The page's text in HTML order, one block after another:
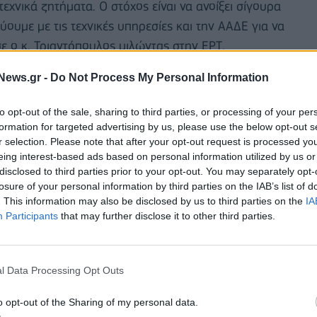
- Do Not Process My Personal Information
opt-out of the sale, sharing to third parties, or processing of your
for targeted advertising by us, please use the below opt-out
selection. Please note that after your opt-out request is processed
interest-based ads based on personal information utilized by us
to third parties prior to your opt-out. You may separately
of your personal information by third parties on the IAB’s list of
This information may also be disclosed by us to third parties on the
Participants that may further disclose it to other third parties.
Data Processing Opt Outs
opt-out of the Sharing of my personal data.
ζητήματα. Ο στόχος είναι να ανοίξει σίγουρα
με τις τεχνικές υπηρεσίες και την ΑΑΔΕ για να
ο κ. Τριαντόπουλος μιλώντας στην ΕΡΤ.
καταστραφεί ο κ. Τριαντόπουλος τόνισε: “Ήδη έχει
όπου καλύπτεται το 80% μέσα από την
με την εγγύηση του Ελληνικού Δημοσίου. Τις
εβδομάδος, θα ανοίξει η πλατφόρμα arogi.gov.gr
στα σπίτια τους την πρώτη αρωγή έναντι της
έχει χαρακτηριστεί το σπίτι τους ως κόκκινο αυτό
στην περίπτωση που έχει
αρωγή, όχι για το τελικό ποσό” σημείωσε και
να ξεκινήσουν τη συνεργασία τους με τους
των επιδιορθώσεων, της ανακατασκευής, ενώ
κυρίως του Υπουργείου Εσωτερικών με τους